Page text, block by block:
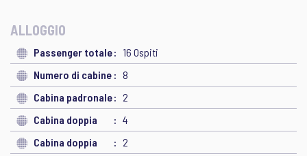
ALLOGGIO
Passenger totale
16 Ospiti
Numero di cabine
8
Cabina padronale
2
Cabina doppia
4
Cabina doppia
2